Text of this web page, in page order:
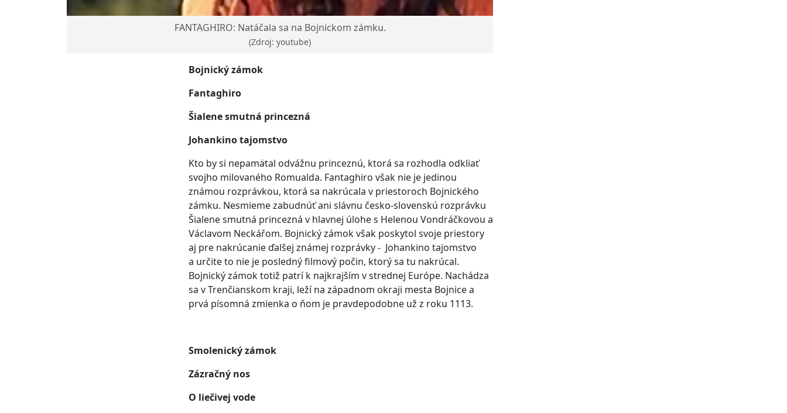
FANTAGHIRO: Natáčala sa na Bojnickom zámku.
(Zdroj: youtube)
Bojnický zámok
Fantaghiro
Šialene smutná princezná
Johankino tajomstvo
Kto by si nepamätal odvážnu princeznú, ktorá sa rozhodla odkliať
svojho milovaného Romualda. Fantaghiro však nie je jedinou
známou rozprávkou, ktorá sa nakrúcala v priestoroch Bojnického
zámku. Nesmieme zabudnúť ani slávnu česko-slovenskú rozprávku
Šialene smutná princezná v hlavnej úlohe s Helenou Vondráčkovou a
Václavom Neckářom. Bojnický zámok však poskytol svoje priestory
aj pre nakrúcanie ďalšej známej rozprávky - Johankino tajomstvo
a určite to nie je posledný filmový počin, ktorý sa tu nakrúcal.
Bojnický zámok totiž patrí k najkrajším v strednej Európe. Nachádza
sa v Trenčianskom kraji, leží na západnom okraji mesta Bojnice a
prvá písomná zmienka o ňom je pravdepodobne už z roku 1113.
Smolenický zámok
Zázračný nos
O liečivej vode